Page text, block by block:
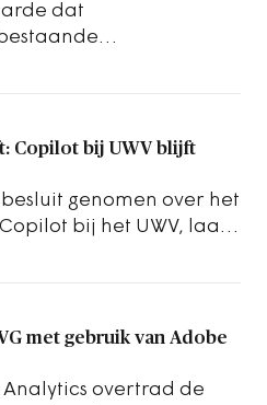
dat
in de
Copilot bij UWV blijft
genomen over het
bij het UWV, laat
de Kamer.
met gebruik van Adobe
overtrad de